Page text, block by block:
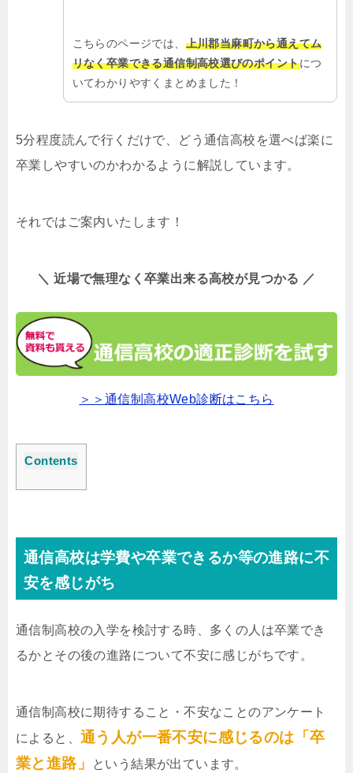
こちらのページでは、 上川郡当麻町から通えてム
リなく卒業できる通信制高校選びのポイントにつ
いてわかりやすくまとめました！
5分程度読んで行くだけで、どう通信高校を選べば楽に
卒業しやすいのかわかるように解説しています。
それではご案内いたします！
＼ 近場で無理なく卒業出来る高校が見つかる ／
＞＞通信制高校Web診断はこちら
Contents
通信高校は学費や卒業できるか等の進路に不
安を感じがち
通信制高校の入学を検討する時、多くの人は卒業でき
るかとその後の進路について不安に感じがちです。
通信制高校に期待すること・不安なことのアンケート
によると、 通う人が一番不安に感じるのは「卒
業と進路」
という結果が出ています。